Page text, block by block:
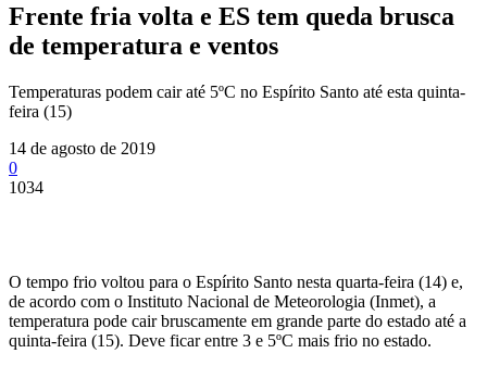
Frente fria volta e ES tem queda brusca
de temperatura e ventos
Temperaturas podem cair até 5ºC no Espírito Santo até esta quinta-
feira (15)
14 de agosto de 2019
0
1034
O tempo frio voltou para o Espírito Santo nesta quarta-feira (14) e,
de acordo com o Instituto Nacional de Meteorologia (Inmet), a
temperatura pode cair bruscamente em grande parte do estado até a
quinta-feira (15). Deve ficar entre 3 e 5ºC mais frio no estado.